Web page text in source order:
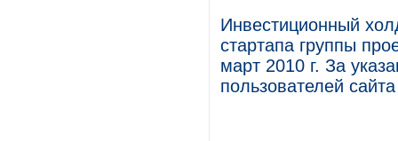
Инвестиционный
стартапа группы
март 2010 г. За
пользователей